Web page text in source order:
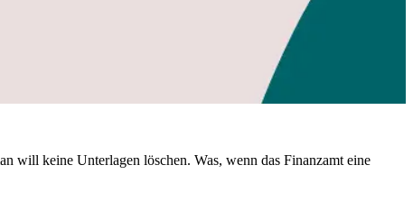
will keine Unterlagen löschen. Was, wenn das Finanzamt eine